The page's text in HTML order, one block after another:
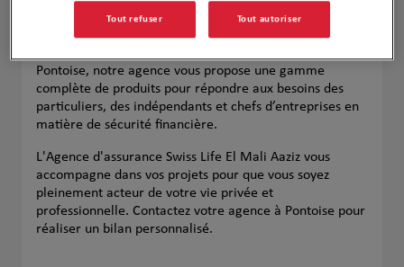
Votre agence Swiss Life à Pontoise est votre partenaire
Pontoise, notre agence vous propose une gamme
complète de produits pour répondre aux besoins des
particuliers, des indépendants et chefs d’entreprises en
matière de sécurité financière.
L'Agence d'assurance Swiss Life El Mali Aaziz vous
accompagne dans vos projets pour que vous soyez
pleinement acteur de votre vie privée et
professionnelle. Contactez votre agence à Pontoise pour
réaliser un bilan personnalisé.
Tout refuser Tout autoriser